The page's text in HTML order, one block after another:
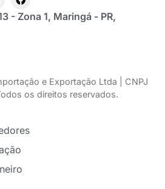
- Zona 1, Maringá - PR,
e Exportação Ltda | CNPJ
os direitos reservados.